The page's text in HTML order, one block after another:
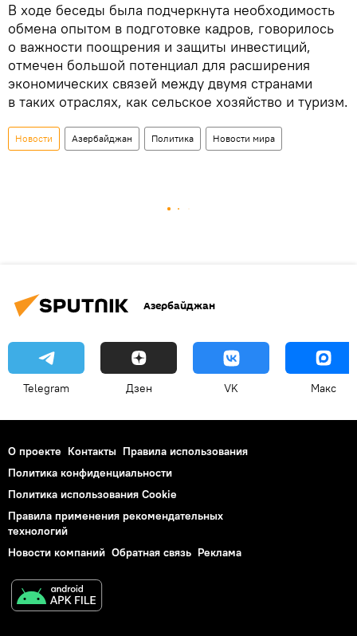
В ходе беседы была подчеркнута необходимость
обмена опытом в подготовке кадров, говорилось
о важности поощрения и защиты инвестиций,
отмечен большой потенциал для расширения
экономических связей между двумя странами
в таких отраслях, как сельское хозяйство и туризм.
Новости Азербайджан Политика Новости мира
Азербайджан
Telegram Дзен VK Макс
О проекте Контакты Правила использования
Политика конфиденциальности
Политика использования Cookie
Правила применения рекомендательных
технологий
Новости компаний Обратная связь Реклама